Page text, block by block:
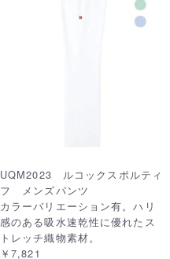
UQM2023 ルコックスポルティ
フ メンズパンツ
カラーバリエーション有。ハリ
感のある吸水速乾性に優れたス
トレッチ織物素材。
￥7,821